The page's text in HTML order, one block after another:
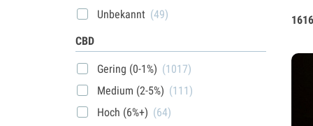
Unbekannt (49)
CBD
Gering (0-1%) (1017)
Medium (2-5%) (111)
Hoch (6%+) (64)